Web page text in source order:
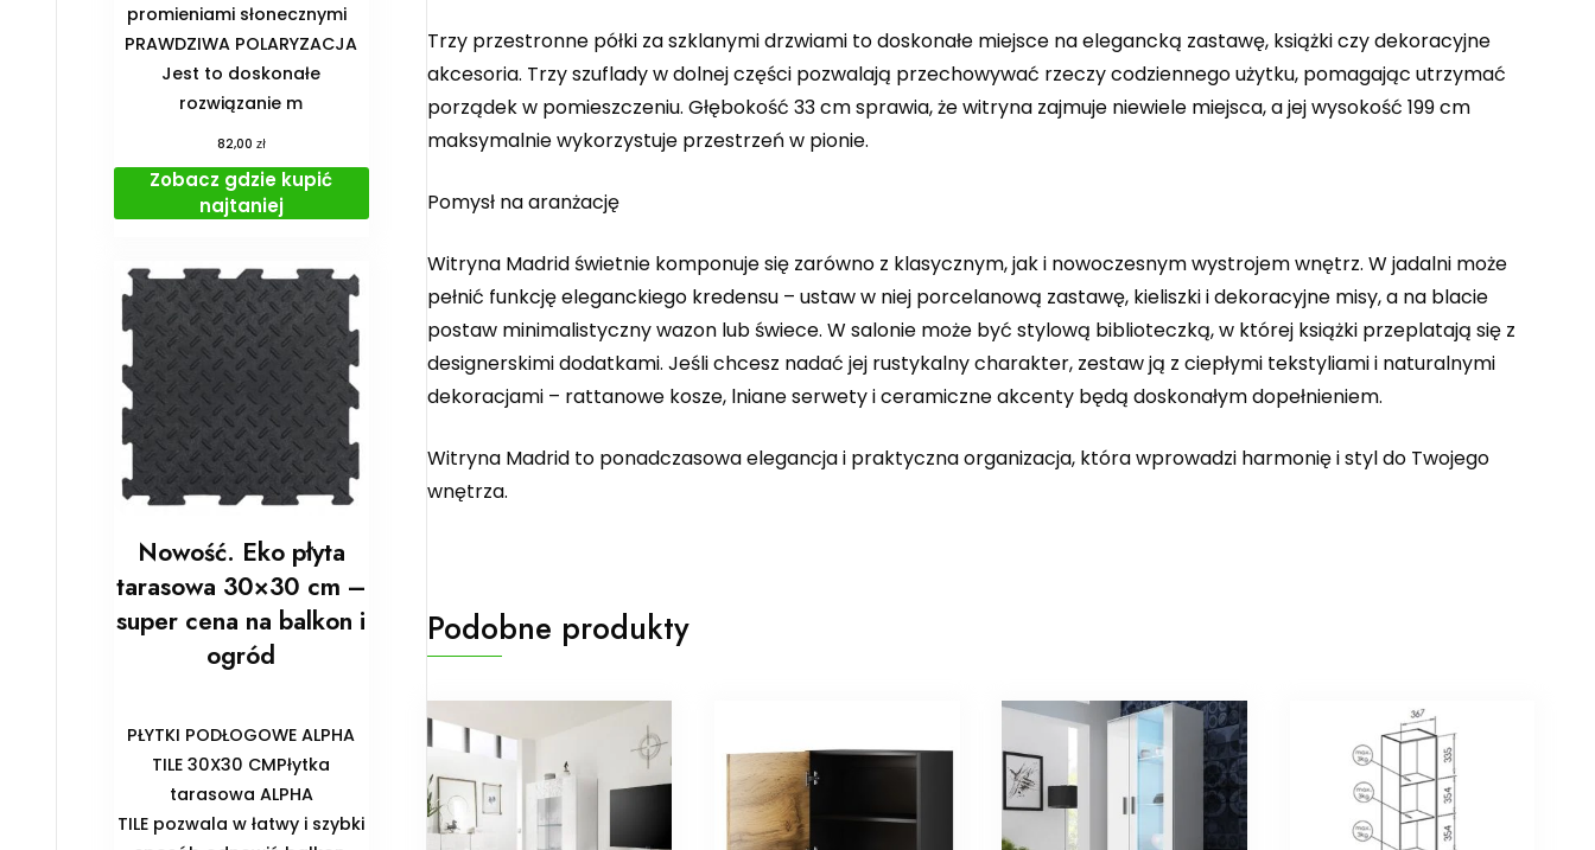
Trzy przestronne półki za szklanymi drzwiami to doskonałe miejsce na elegancką zastawę, książki czy dekoracyjne
akcesoria. Trzy szuflady w dolnej części pozwalają przechowywać rzeczy codziennego użytku, pomagając utrzymać
porządek w pomieszczeniu. Głębokość 33 cm sprawia, że witryna zajmuje niewiele miejsca, a jej wysokość 199 cm
maksymalnie wykorzystuje przestrzeń w pionie.
Pomysł na aranżację
Witryna Madrid świetnie komponuje się zarówno z klasycznym, jak i nowoczesnym wystrojem wnętrz. W jadalni może
pełnić funkcję eleganckiego kredensu – ustaw w niej porcelanową zastawę, kieliszki i dekoracyjne misy, a na blacie
postaw minimalistyczny wazon lub świece. W salonie może być stylową biblioteczką, w której książki przeplatają się z
designerskimi dodatkami. Jeśli chcesz nadać jej rustykalny charakter, zestaw ją z ciepłymi tekstyliami i naturalnymi
dekoracjami – rattanowe kosze, lniane serwety i ceramiczne akcenty będą doskonałym dopełnieniem.
Witryna Madrid to ponadczasowa elegancja i praktyczna organizacja, która wprowadzi harmonię i styl do Twojego
wnętrza.
Podobne produkty
promieniami słonecznymi
PRAWDZIWA POLARYZACJA
Jest to doskonałe
rozwiązanie m
82,00 zł
Zobacz gdzie kupić
najtaniej
Nowość. Eko płyta
tarasowa 30×30 cm –
super cena na balkon i
ogród
PŁYTKI PODŁOGOWE ALPHA
TILE 30X30 CMPłytka
tarasowa ALPHA
TILE pozwala w łatwy i szybki